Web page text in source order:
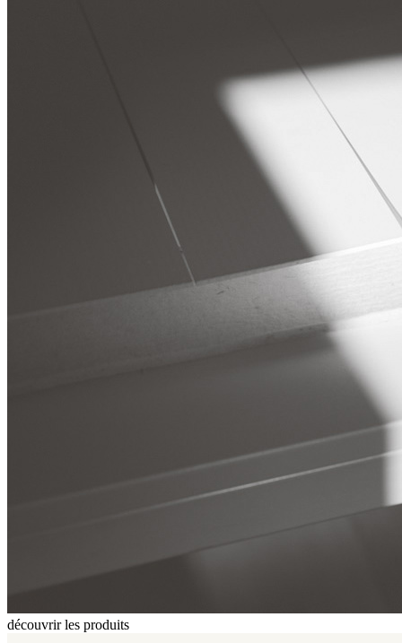
découvrir les produits